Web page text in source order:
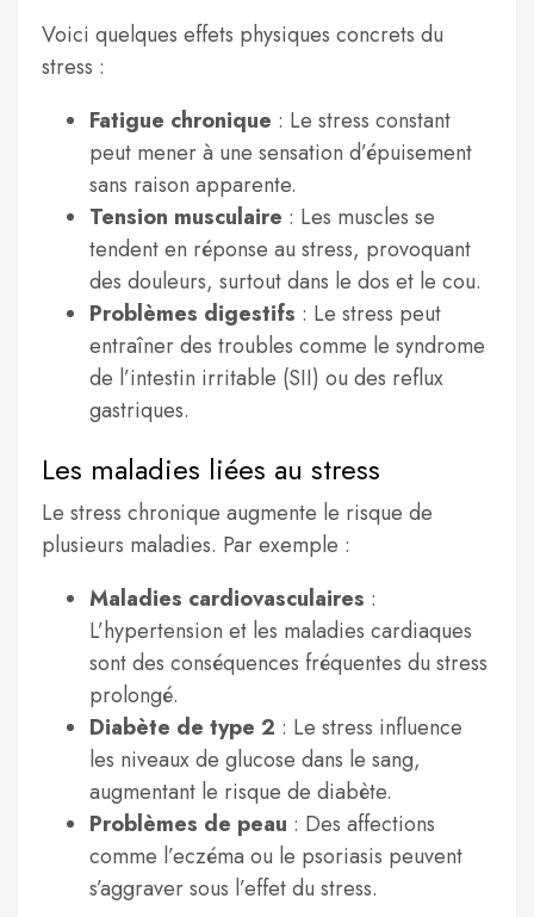
Voici quelques effets physiques concrets du
stress :
Fatigue chronique : Le stress constant
peut mener à une sensation d’épuisement
sans raison apparente.
Tension musculaire : Les muscles se
tendent en réponse au stress, provoquant
des douleurs, surtout dans le dos et le cou.
Problèmes digestifs : Le stress peut
entraîner des troubles comme le syndrome
de l’intestin irritable (SII) ou des reflux
gastriques.
Les maladies liées au stress
Le stress chronique augmente le risque de
plusieurs maladies. Par exemple :
Maladies cardiovasculaires :
L’hypertension et les maladies cardiaques
sont des conséquences fréquentes du stress
prolongé.
Diabète de type 2 : Le stress influence
les niveaux de glucose dans le sang,
augmentant le risque de diabète.
Problèmes de peau : Des affections
comme l’eczéma ou le psoriasis peuvent
s’aggraver sous l’effet du stress.